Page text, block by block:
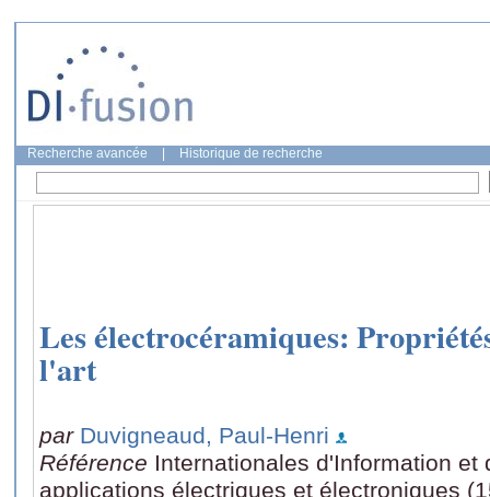
Recherche avancée Historique de recherche
Les électrocéramiques:
l'art
par Duvigneaud, Paul-Henri
Référence Internationales d'Information et
applications électriques et électroniques